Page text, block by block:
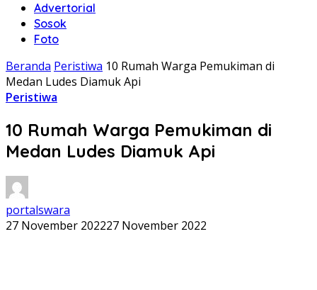
Advertorial
Sosok
Foto
Beranda Peristiwa 10 Rumah Warga Pemukiman di
Medan Ludes Diamuk Api
Peristiwa
10 Rumah Warga Pemukiman di
Medan Ludes Diamuk Api
portalswara
27 November 202227 November 2022